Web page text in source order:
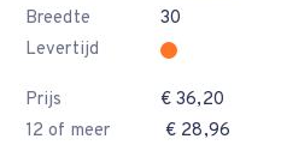
Breedte
30
Levertijd
Prijs
€ 36,20
12 of meer
€ 28,96